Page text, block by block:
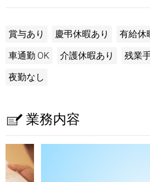
賞与あり 慶弔休暇あり 有給休
車通勤 OK 介護休暇あり 残業
夜勤なし
業務内容